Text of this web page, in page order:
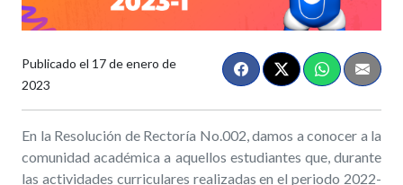
Publicado el 17 de enero de
2023
En la Resolución de Rectoría No.002, damos a conocer a la
comunidad académica a aquellos estudiantes que, durante
las actividades curriculares realizadas en el periodo 2022-